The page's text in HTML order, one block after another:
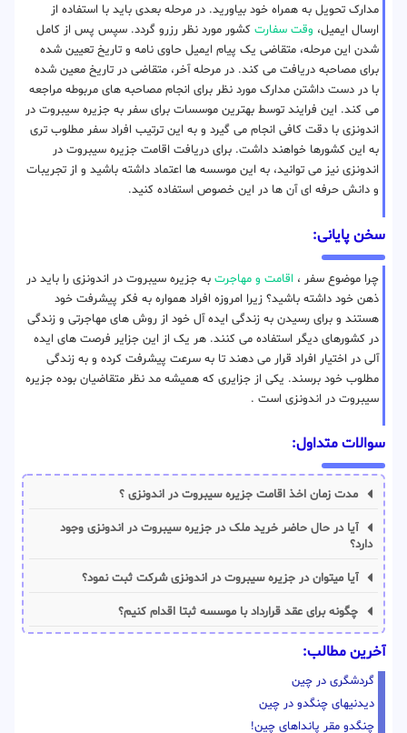
مدارک تحویل به همراه خود بیاورید. در مرحله بعدی باید با استفاده از
ارسال ایمیل، وقت سفارت کشور مورد نظر رزرو گردد. سپس پس از کامل
شدن این مرحله، متقاضی یک پیام ایمیل حاوی نامه و تاریخ تعیین شده
برای مصاحبه دریافت می کند. در مرحله آخر، متقاضی در تاریخ معین شده
با در دست داشتن مدارک مورد نظر برای انجام مصاحبه های مربوطه مراجعه
می کند. این فرایند توسط بهترین موسسات برای سفر به جزیره سیبروت در
اندونزی با دقت کافی انجام می گیرد و به این ترتیب افراد سفر مطلوب تری
به این کشورها خواهند داشت. برای دریافت اقامت جزیره سیبروت در
اندونزی نیز می توانید، به این موسسه ها اعتماد داشته باشید و از تجریبات
و دانش حرفه ای آن ها در این خصوص استفاده کنید.
سخن پایانی:
چرا موضوع سفر ، اقامت و مهاجرت به جزیره سیبروت در اندونزی را باید در
ذهن خود داشته باشید؟ زیرا امروزه افراد همواره به فکر پیشرفت خود
هستند و برای رسیدن به زندگی ایده آل خود از روش های مهاجرتی و زندگی
در کشورهای دیگر استفاده می کنند. هر یک از این جزایر فرصت های ایده
آلی در اختیار افراد قرار می دهند تا به سرعت پیشرفت کرده و به زندگی
مطلوب خود برسند. یکی از جزایری که همیشه مد نظر متقاضیان بوده جزیره
سیبروت در اندونزی است .
سوالات متداول:
مدت زمان اخذ اقامت جزیره سیبروت در اندونزی ؟
آیا در حال حاضر خرید ملک در جزیره سیبروت در اندونزی وجود
دارد؟
آیا میتوان در جزیره سیبروت در اندونزی شرکت ثبت نمود؟
چگونه برای عقد قرارداد با موسسه ثبتا اقدام کنیم؟
آخرین مطالب:
گردشگری در چین
دیدنیهای چنگدو در چین
چنگدو مقر پانداهای چین!